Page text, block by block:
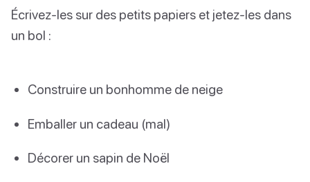
Écrivez-les sur des petits papiers et jetez-les dans
un bol :
Construire un bonhomme de neige
Emballer un cadeau (mal)
Décorer un sapin de Noël